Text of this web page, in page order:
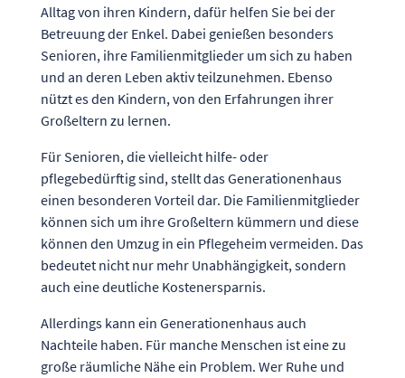
Alltag von ihren Kindern, dafür helfen Sie bei der
Betreuung der Enkel. Dabei genießen besonders
Senioren, ihre Familienmitglieder um sich zu haben
und an deren Leben aktiv teilzunehmen. Ebenso
nützt es den Kindern, von den Erfahrungen ihrer
Großeltern zu lernen.
Für Senioren, die vielleicht hilfe- oder
pflegebedürftig sind, stellt das Generationenhaus
einen besonderen Vorteil dar. Die Familienmitglieder
können sich um ihre Großeltern kümmern und diese
können den Umzug in ein Pflegeheim vermeiden. Das
bedeutet nicht nur mehr Unabhängigkeit, sondern
auch eine deutliche Kostenersparnis.
Allerdings kann ein Generationenhaus auch
Nachteile haben. Für manche Menschen ist eine zu
große räumliche Nähe ein Problem. Wer Ruhe und